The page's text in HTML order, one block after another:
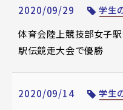
2020/09/29 学生
体育会陸上競技部女子
駅伝競走大会で優勝
2020/09/14 学生